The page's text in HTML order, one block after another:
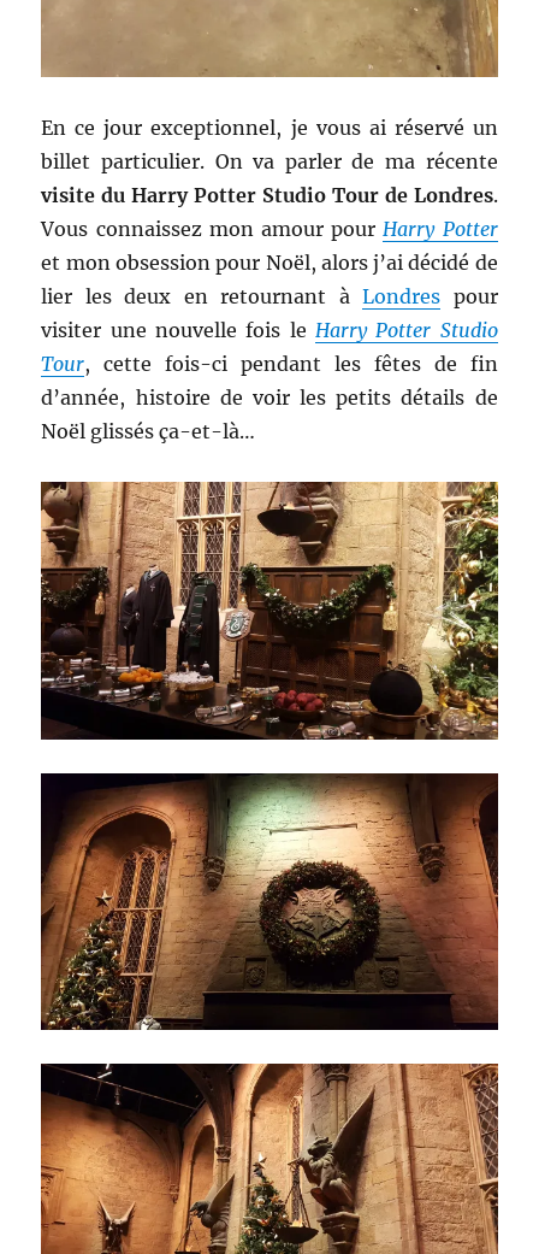
En ce jour exceptionnel, je vous ai réservé un
billet particulier. On va parler de ma récente
visite du Harry Potter Studio Tour de Londres.
Vous connaissez mon amour pourHarry Potter
et mon obsession pour Noël, alors j’ai décidé de
lier les deux en retournant àLondres pour
visiter une nouvelle fois le Harry Potter Studio
Tour, cette fois-ci pendant les fêtes de fin
d’année, histoire de voir les petits détails de
Noël glissés ça-et-là…